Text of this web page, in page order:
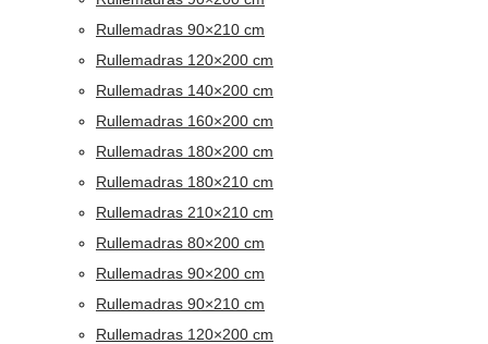
Rullemadras 90×210 cm
Rullemadras 120×200 cm
Rullemadras 140×200 cm
Rullemadras 160×200 cm
Rullemadras 180×200 cm
Rullemadras 180×210 cm
Rullemadras 210×210 cm
Rullemadras 80×200 cm
Rullemadras 90×200 cm
Rullemadras 90×210 cm
Rullemadras 120×200 cm